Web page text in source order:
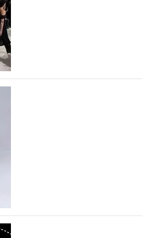
неделе моды
неделе моды,
столице с 26 сентября
1047 заявок. Примерно
дизайнеры,
представлены в…
свои новинки на Euro